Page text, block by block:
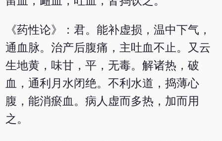
《药性论》：君。能补虚损，温中下气，
通血脉。治产后腹痛，主吐血不止。又云
生地黄，味甘，平，无毒。解诸热，破
血，通利月水闭绝。不利水道，捣薄心
腹，能消瘀血。病人虚而多热，加而用
之。